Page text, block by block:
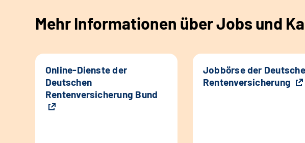
Mehr Informationen über Jobs und
Online-Dienste der
Deutschen
Rentenversicherung Bund
Jobbörse der
Rentenversicherung